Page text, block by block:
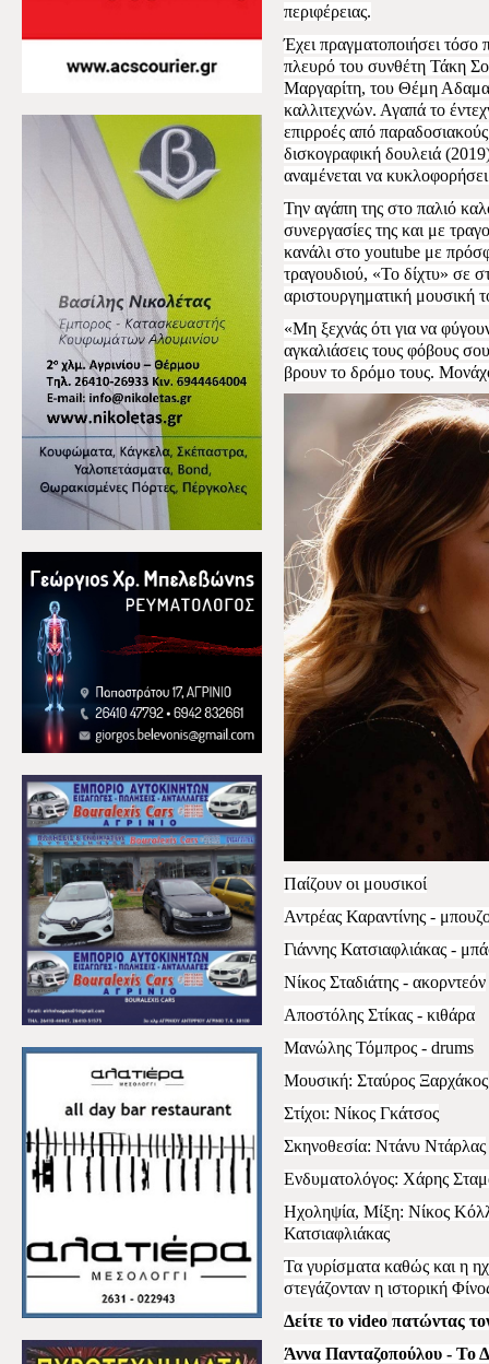
περιφέρειας.
Έχει πραγματοποιήσει τόσο
πλευρό του συνθέτη Τάκη
Μαργαρίτη, του Θέμη
καλλιτεχνών. Αγαπά το
επιρροές από
δισκογραφική δουλειά
αναμένεται να
Την αγάπη της στο παλιό
συνεργασίες της και με
κανάλι στο youtube με
τραγουδιού, «Το δίχτυ» σε
αριστουργηματική μουσική
«Μη ξεχνάς ότι για να
αγκαλιάσεις τους φόβους
βρουν το δρόμο τους.
Παίζουν οι μουσικοί
Αντρέας Καραντίνης -
Γιάννης Κατσιαφλιάκας -
Νίκος Σταδιάτης - ακορντεόν
Αποστόλης Στίκας - κιθάρα
Μανώλης Τόμπρος - drums
Μουσική: Σταύρος Ξαρχάκος
Στίχοι: Νίκος Γκάτσος
Σκηνοθεσία: Ντάνυ Ντάρλας
Ενδυματολόγος: Χάρης
Ηχοληψία, Μίξη: Νίκος
Κατσιαφλιάκας
Τα γυρίσματα καθώς και η
στεγάζονταν η ιστορική
Δείτε το video πατώντας
Άννα Πανταζοπούλου - Το